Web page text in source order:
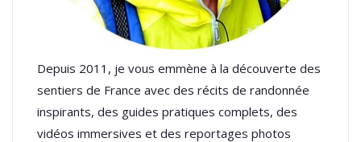
Depuis 2011, je vous emmène à la découverte des
sentiers de France avec des récits de randonnée
inspirants, des guides pratiques complets, des
vidéos immersives et des reportages photos